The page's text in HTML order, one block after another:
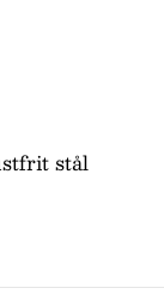
stål